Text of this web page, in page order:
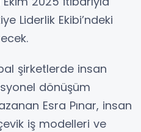
Liderlik Ekibi’ndeki
şirketlerde insan
dönüşüm
Esra Pınar, insan
iş modelleri ve